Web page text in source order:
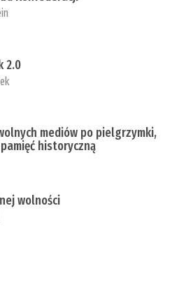
2.0
mediów po pielgrzymki,
historyczną
wolności